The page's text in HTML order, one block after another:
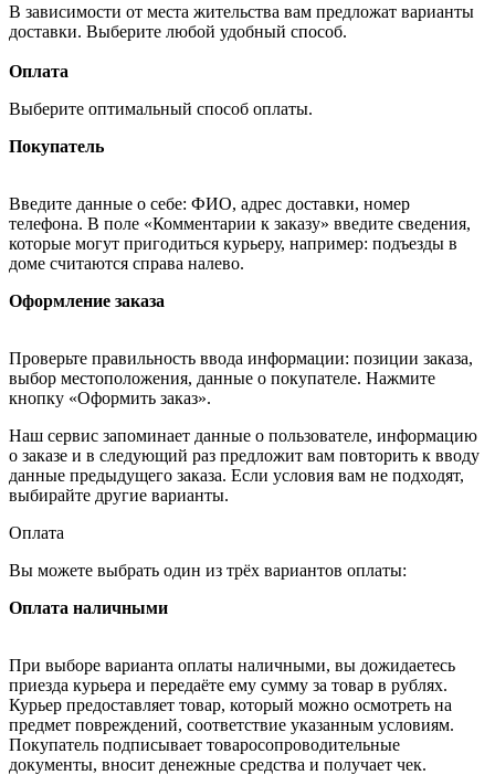
В зависимости от места жительства вам предложат варианты
доставки. Выберите любой удобный способ.
Оплата
Выберите оптимальный способ оплаты.
Покупатель
Введите данные о себе: ФИО, адрес доставки, номер
телефона. В поле «Комментарии к заказу» введите сведения,
которые могут пригодиться курьеру, например: подъезды в
доме считаются справа налево.
Оформление заказа
Проверьте правильность ввода информации: позиции заказа,
выбор местоположения, данные о покупателе. Нажмите
кнопку «Оформить заказ».
Наш сервис запоминает данные о пользователе, информацию
о заказе и в следующий раз предложит вам повторить к вводу
данные предыдущего заказа. Если условия вам не подходят,
выбирайте другие варианты.
Оплата
Вы можете выбрать один из трёх вариантов оплаты:
Оплата наличными
При выборе варианта оплаты наличными, вы дожидаетесь
приезда курьера и передаёте ему сумму за товар в рублях.
Курьер предоставляет товар, который можно осмотреть на
предмет повреждений, соответствие указанным условиям.
Покупатель подписывает товаросопроводительные
документы, вносит денежные средства и получает чек.